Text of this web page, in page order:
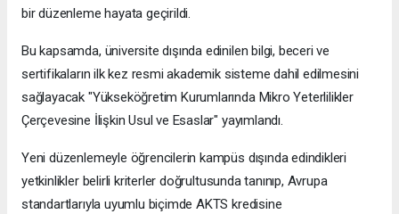
bir düzenleme hayata geçirildi.
Bu kapsamda, üniversite dışında edinilen bilgi, beceri ve
sertifikaların ilk kez resmi akademik sisteme dahil edilmesini
sağlayacak "Yükseköğretim Kurumlarında Mikro Yeterlilikler
Çerçevesine İlişkin Usul ve Esaslar" yayımlandı.
Yeni düzenlemeyle öğrencilerin kampüs dışında edindikleri
yetkinlikler belirli kriterler doğrultusunda tanınıp, Avrupa
standartlarıyla uyumlu biçimde AKTS kredisine